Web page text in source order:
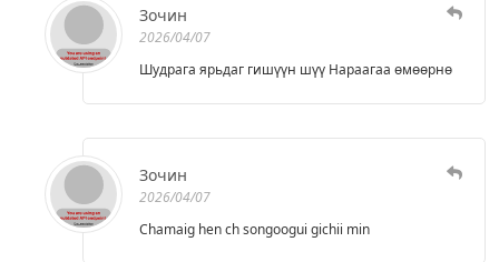
Зочин
2026/04/07
Шудрага ярьдаг гишүүн шүү Нараагаа өмөөрнө
Зочин
2026/04/07
Chamaig hen ch songoogui gichii min